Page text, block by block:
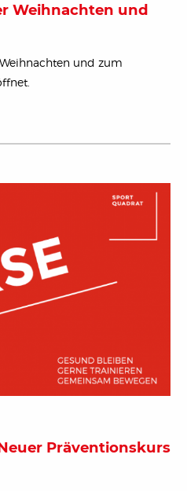
Weihnachten und
und zum
Präventionskurs